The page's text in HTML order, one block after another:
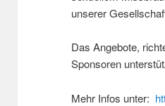
unserer
Das Angebote,
Sponsoren
Mehr Infos unter: